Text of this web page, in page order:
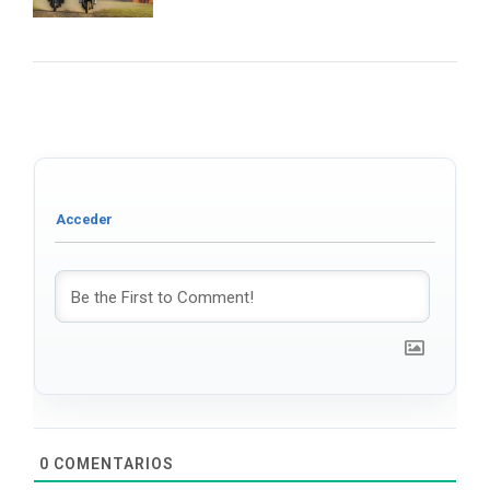
0 COMENTARIOS